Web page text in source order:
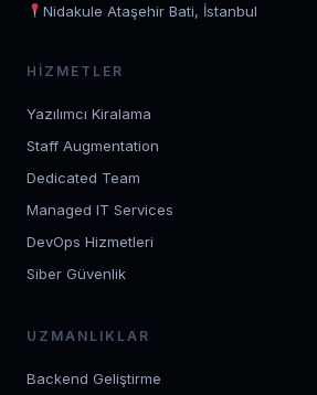
Nidakule Ataşehir Bati, İstanbul
HIZMETLER
Yazılımcı Kiralama
Staff Augmentation
Dedicated Team
Managed IT Services
DevOps Hizmetleri
Siber Güvenlik
UZMANLIKLAR
Backend Geliştirme